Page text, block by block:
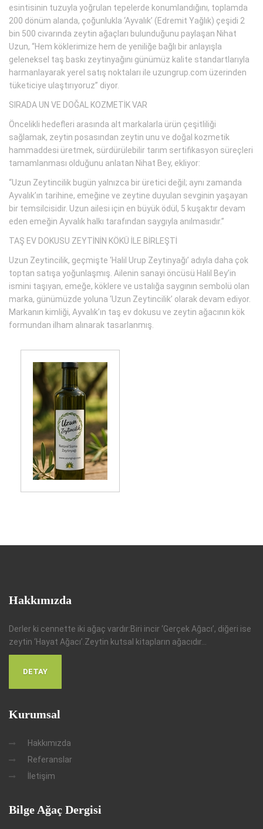
esintisinin tuzuyla yoğrulan tepelerde konumlandığını, toplamda
200 dönüm alanda, çoğunlukla ‘Ayvalık’ (Edremit Yağlık) çeşidi 2
bin 500 civarında zeytin ağaçları bulunduğunu paylaşan Nihat
Uzun, “Hem köklerimize hem de yeniliğe bağlı bir anlayışla
geleneksel taş baskı zeytinyağını günümüz kalite standartlarıyla
harmanlayarak yerel satış noktaları ile uzungrup.com üzerinden
tüketiciye ulaştırıyoruz” diyor.
SIRADA UN VE DOĞAL KOZMETİK VAR
Öncelikli hedefleri arasında alt markalarla ürün çeşitliliği
sağlamak, zeytin posasından zeytin unu ve doğal kozmetik
hammaddesi üretmek, sürdürülebilir tarım sertifikasyon süreçleri
tamamlanması olduğunu anlatan Nihat Bey, ekliyor:
“Uzun Zeytincilik bugün yalnızca bir üretici değil; aynı zamanda
Ayvalık’ın tarihine, emeğine ve zeytine duyulan sevginin yaşayan
bir temsilcisidir. Uzun ailesi için en büyük ödül, 5 kuşaktır devam
eden emeğin Ayvalık halkı tarafından saygıyla anılmasıdır.”
TAŞ EV DOKUSU ZEYTİNİN KÖKÜ İLE BİRLEŞTİ
Uzun Zeytincilik, geçmişte ‘Halil Urup Zeytinyağı’ adıyla daha çok
toptan satışa yoğunlaşmış. Ailenin sanayi öncüsü Halil Bey’in
ismini taşıyan, emeğe, köklere ve ustalığa saygının sembolü olan
marka, günümüzde yoluna ‘Uzun Zeytincilik’ olarak devam ediyor.
Markanın kimliği, Ayvalık’ın taş ev dokusu ve zeytin ağacının kök
formundan ilham alınarak tasarlanmış.
Hakkımızda
Derler ki cennette iki ağaç vardır:Biri incir ‘Gerçek Ağacı’, diğeri ise
zeytin ‘Hayat Ağacı’.Zeytin kutsal kitapların ağacıdır...
DETAY
Kurumsal
Hakkımızda
Referanslar
İletişim
Bilge Ağaç Dergisi